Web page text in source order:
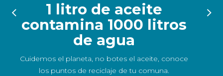
1 litro de aceite
contamina 1000 litros
de agua
Cuidemos el planeta, no botes el aceite, conoce
los puntos de reciclaje de tu comuna.